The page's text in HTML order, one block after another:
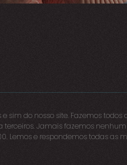
sim do nosso site. Fazemos todos
Jamais fazemos nenhum
Lemos e respondemos todas as